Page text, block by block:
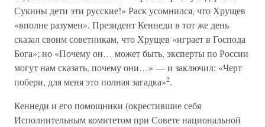
Сукины дети эти русские!» Раск усомнился, что Хрущев
«вполне разумен». Президент Кеннеди в тот же день
сказал своим советникам, что Хрущев «играет в Господа
Бога»; но «Почему он… может быть, эксперты по России
могут нам сказать, почему они…» — и заключил: «Черт
побери, для меня это полная загадка»2.
Кеннеди и его помощники (окрестившие себя
Исполнительным комитетом при Совете национальной